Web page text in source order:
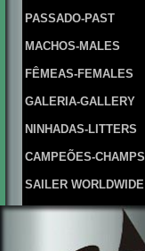
PASSADO-PAST
MACHOS-MALES
FÊMEAS-FEMALES
GALERIA-GALLERY
NINHADAS-LITTERS
CAMPEÕES-CHAMPS
SAILER WORLDWIDE